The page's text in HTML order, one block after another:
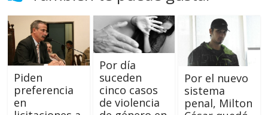
Piden
preferencia
en
Por día
suceden
cinco casos
de violencia
Por el nuevo
sistema
penal, Milton